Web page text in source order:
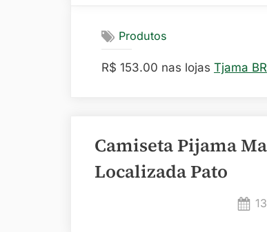
Produtos
R$ 153.00 nas lojas Tjama BR
Camiseta Pijama
Localizada Pato